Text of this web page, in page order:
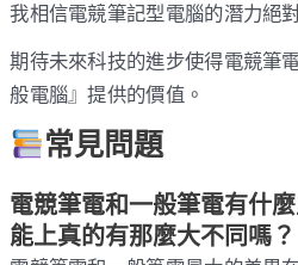
我相信電競筆記型電腦的潛力絕
期待未來科技的進步使得電競筆
般電腦』提供的價值。
常見問題
電競筆電和一般筆電有什
能上真的有那麼大不同嗎？